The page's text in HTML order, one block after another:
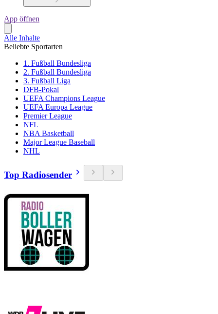
App öffnen
Alle Inhalte
Beliebte Sportarten
1. Fußball Bundesliga
2. Fußball Bundesliga
3. Fußball Liga
DFB-Pokal
UEFA Champions League
UEFA Europa League
Premier League
NFL
NBA Basketball
Major League Baseball
NHL
Top Radiosender